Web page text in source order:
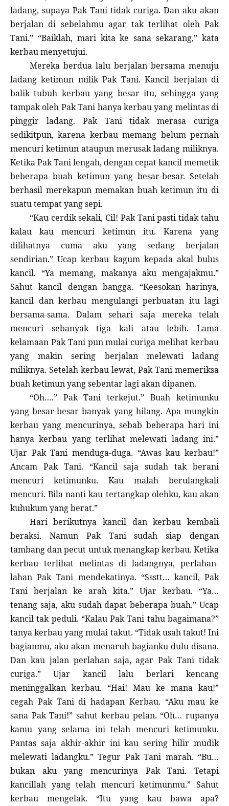
ladang, supaya Pak Tani tidak curiga. Dan aku akan
berjalan di sebelahmu agar tak terlihat oleh Pak
Tani.” “Baiklah, mari kita ke sana sekarang,” kata
kerbau menyetujui.
Mereka berdua lalu berjalan bersama menuju
ladang ketimun milik Pak Tani. Kancil berjalan di
balik tubuh kerbau yang besar itu, sehingga yang
tampak oleh Pak Tani hanya kerbau yang melintas di
pinggir ladang. Pak Tani tidak merasa curiga
sedikitpun, karena kerbau memang belum pernah
mencuri ketimun ataupun merusak ladang miliknya.
Ketika Pak Tani lengah, dengan cepat kancil memetik
beberapa buah ketimun yang besar-besar. Setelah
berhasil merekapun memakan buah ketimun itu di
suatu tempat yang sepi.
“Kau cerdik sekali, Cil! Pak Tani pasti tidak tahu
kalau kau mencuri ketimun itu. Karena yang
dilihatnya cuma aku yang sedang berjalan
sendirian.” Ucap kerbau kagum kepada akal bulus
kancil. “Ya memang, makanya aku mengajakmu.”
Sahut kancil dengan bangga. “Keesokan harinya,
kancil dan kerbau mengulangi perbuatan itu lagi
bersama-sama. Dalam sehari saja mereka telah
mencuri sebanyak tiga kali atau lebih. Lama
kelamaan Pak Tani pun mulai curiga melihat kerbau
yang makin sering berjalan melewati ladang
miliknya. Setelah kerbau lewat, Pak Tani memeriksa
buah ketimun yang sebentar lagi akan dipanen.
“Oh….” Pak Tani terkejut.” Buah ketimunku
yang besar-besar banyak yang hilang. Apa mungkin
kerbau yang mencurinya, sebab beberapa hari ini
hanya kerbau yang terlihat melewati ladang ini.”
Ujar Pak Tani menduga-duga. “Awas kau kerbau!”
Ancam Pak Tani. “Kancil saja sudah tak berani
mencuri ketimunku. Kau malah berulangkali
mencuri. Bila nanti kau tertangkap olehku, kau akan
kuhukum yang berat.”
Hari berikutnya kancil dan kerbau kembali
beraksi. Namun Pak Tani sudah siap dengan
tambang dan pecut untuk menangkap kerbau. Ketika
kerbau terlihat melintas di ladangnya, perlahan-
lahan Pak Tani mendekatinya. “Ssstt… kancil, Pak
Tani berjalan ke arah kita.” Ujar kerbau. “Ya…
tenang saja, aku sudah dapat beberapa buah.” Ucap
kancil tak peduli. “Kalau Pak Tani tahu bagaimana?”
tanya kerbau yang mulai takut. “Tidak usah takut! Ini
bagianmu, aku akan menaruh bagianku dulu disana.
Dan kau jalan perlahan saja, agar Pak Tani tidak
curiga.” Ujar kancil lalu berlari kencang
meninggalkan kerbau. “Hai! Mau ke mana kau!”
cegah Pak Tani di hadapan Kerbau. “Aku mau ke
sana Pak Tani!” sahut kerbau pelan. “Oh… rupanya
kamu yang selama ini telah mencuri ketimunku.
Pantas saja akhir-akhir ini kau sering hilir mudik
melewati ladangku.” Tegur Pak Tani marah. “Bu…
bukan aku yang mencurinya Pak Tani. Tetapi
kancillah yang telah mencuri ketimunmu.” Sahut
kerbau mengelak. “Itu yang kau bawa apa?